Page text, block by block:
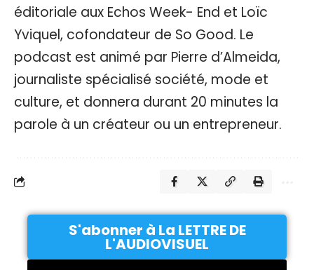
éditoriale aux Echos Week- End et Loïc
Yviquel, cofondateur de So Good. Le
podcast est animé par Pierre d’Almeida,
journaliste spécialisé société, mode et
culture, et donnera durant 20 minutes la
parole à un créateur ou un entrepreneur.
S'abonner à La LETTRE DE
L'AUDIOVISUEL